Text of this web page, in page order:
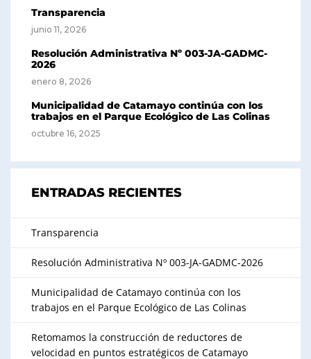
Transparencia
junio 11, 2026
Resolución Administrativa Nº 003-JA-GADMC-
2026
enero 8, 2026
Municipalidad de Catamayo continúa con los
trabajos en el Parque Ecológico de Las Colinas
octubre 16, 2025
ENTRADAS RECIENTES
Transparencia
Resolución Administrativa Nº 003-JA-GADMC-2026
Municipalidad de Catamayo continúa con los
trabajos en el Parque Ecológico de Las Colinas
Retomamos la construcción de reductores de
velocidad en puntos estratégicos de Catamayo